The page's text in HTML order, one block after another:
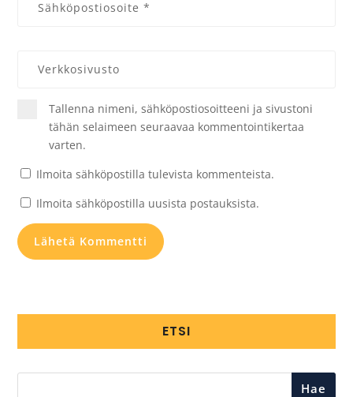
Tallenna nimeni, sähköpostiosoitteeni ja sivustoni
tähän selaimeen seuraavaa kommentointikertaa
varten.
Ilmoita sähköpostilla tulevista kommenteista.
Ilmoita sähköpostilla uusista postauksista.
ETSI
Hae